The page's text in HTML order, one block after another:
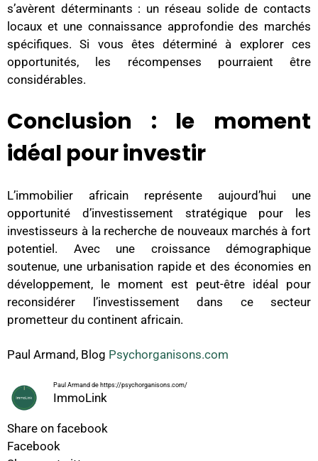
s’avèrent déterminants : un réseau solide de contacts
locaux et une connaissance approfondie des marchés
spécifiques. Si vous êtes déterminé à explorer ces
opportunités, les récompenses pourraient être
considérables.
Conclusion : le moment
idéal pour investir
L’immobilier africain représente aujourd’hui une
opportunité d’investissement stratégique pour les
investisseurs à la recherche de nouveaux marchés à fort
potentiel. Avec une croissance démographique
soutenue, une urbanisation rapide et des économies en
développement, le moment est peut-être idéal pour
reconsidérer l’investissement dans ce secteur
prometteur du continent africain.
Paul Armand, Blog Psychorganisons.com
Paul Armand de https://psychorganisons.com/
ImmoLink
Share on facebook
Facebook